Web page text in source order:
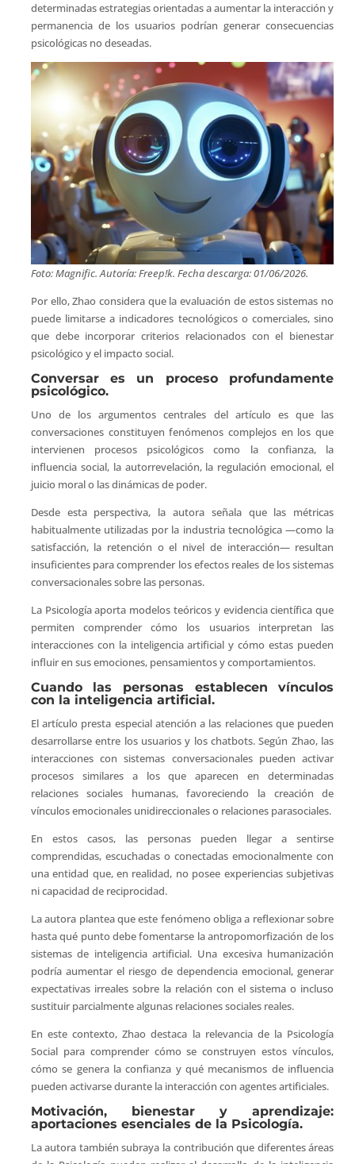
determinadas estrategias orientadas a aumentar la interacción y
permanencia de los usuarios podrían generar consecuencias
psicológicas no deseadas.
Foto: Magnific. Autoría: Freep!k. Fecha descarga: 01/06/2026.
Por ello, Zhao considera que la evaluación de estos sistemas no
puede limitarse a indicadores tecnológicos o comerciales, sino
que debe incorporar criterios relacionados con el bienestar
psicológico y el impacto social.
Conversar es un proceso profundamente
psicológico.
Uno de los argumentos centrales del artículo es que las
conversaciones constituyen fenómenos complejos en los que
intervienen procesos psicológicos como la confianza, la
influencia social, la autorrevelación, la regulación emocional, el
juicio moral o las dinámicas de poder.
Desde esta perspectiva, la autora señala que las métricas
habitualmente utilizadas por la industria tecnológica —como la
satisfacción, la retención o el nivel de interacción— resultan
insuficientes para comprender los efectos reales de los sistemas
conversacionales sobre las personas.
La Psicología aporta modelos teóricos y evidencia científica que
permiten comprender cómo los usuarios interpretan las
interacciones con la inteligencia artificial y cómo estas pueden
influir en sus emociones, pensamientos y comportamientos.
Cuando las personas establecen vínculos
con la inteligencia artificial.
El artículo presta especial atención a las relaciones que pueden
desarrollarse entre los usuarios y los chatbots. Según Zhao, las
interacciones con sistemas conversacionales pueden activar
procesos similares a los que aparecen en determinadas
relaciones sociales humanas, favoreciendo la creación de
vínculos emocionales unidireccionales o relaciones parasociales.
En estos casos, las personas pueden llegar a sentirse
comprendidas, escuchadas o conectadas emocionalmente con
una entidad que, en realidad, no posee experiencias subjetivas
ni capacidad de reciprocidad.
La autora plantea que este fenómeno obliga a reflexionar sobre
hasta qué punto debe fomentarse la antropomorfización de los
sistemas de inteligencia artificial. Una excesiva humanización
podría aumentar el riesgo de dependencia emocional, generar
expectativas irreales sobre la relación con el sistema o incluso
sustituir parcialmente algunas relaciones sociales reales.
En este contexto, Zhao destaca la relevancia de la Psicología
Social para comprender cómo se construyen estos vínculos,
cómo se genera la confianza y qué mecanismos de influencia
pueden activarse durante la interacción con agentes artificiales.
Motivación, bienestar y aprendizaje:
aportaciones esenciales de la Psicología.
La autora también subraya la contribución que diferentes áreas